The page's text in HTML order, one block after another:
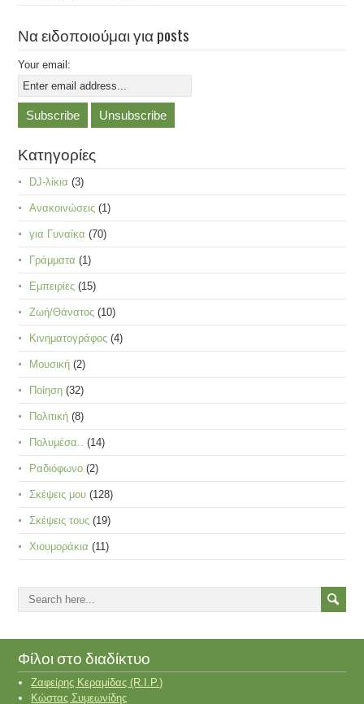
Να ειδοποιούμαι για posts
Your email:
Κατηγορίες
DJ-λίκια (3)
Ανακοινώσεις (1)
για Γυναίκα (70)
Γράμματα (1)
Εμπειρίες (15)
Ζωή/Θάνατος (10)
Κινηματογράφος (4)
Μουσική (2)
Ποίηση (32)
Πολιτική (8)
Πολυμέσα.. (14)
Ραδιόφωνο (2)
Σκέψεις μου (128)
Σκέψεις τους (19)
Χιουμοράκια (11)
Φίλοι στο διαδίκτυο
Ζαφείρης Κεραμίδας (R.I.P.)
Κώστας Συμεωνίδης